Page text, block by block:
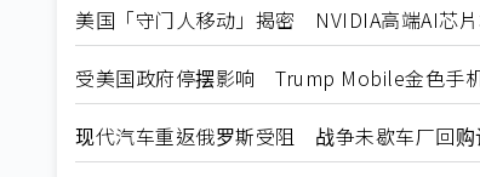
美国「守门人移动」揭密 NVIDIA高端AI芯
受美国政府停摆影响 Trump Mobile金色手
现代汽车重返俄罗斯受阻 战争未歇车厂回购